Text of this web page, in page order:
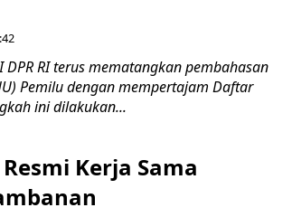
II DPR RI terus mematangkan pembahasan
Pemilu dengan mempertajam Daftar
ini dilakukan...
Kerja Sama